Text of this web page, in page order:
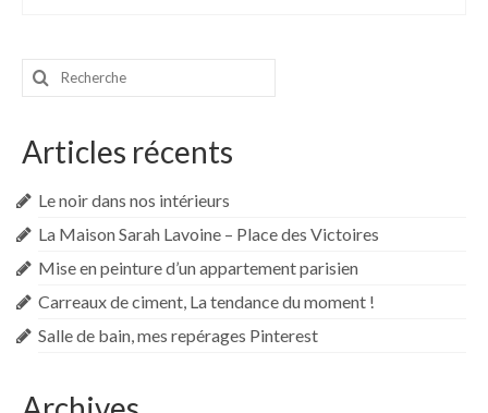
Rechercher
Articles récents
Le noir dans nos intérieurs
La Maison Sarah Lavoine – Place des Victoires
Mise en peinture d’un appartement parisien
Carreaux de ciment, La tendance du moment !
Salle de bain, mes repérages Pinterest